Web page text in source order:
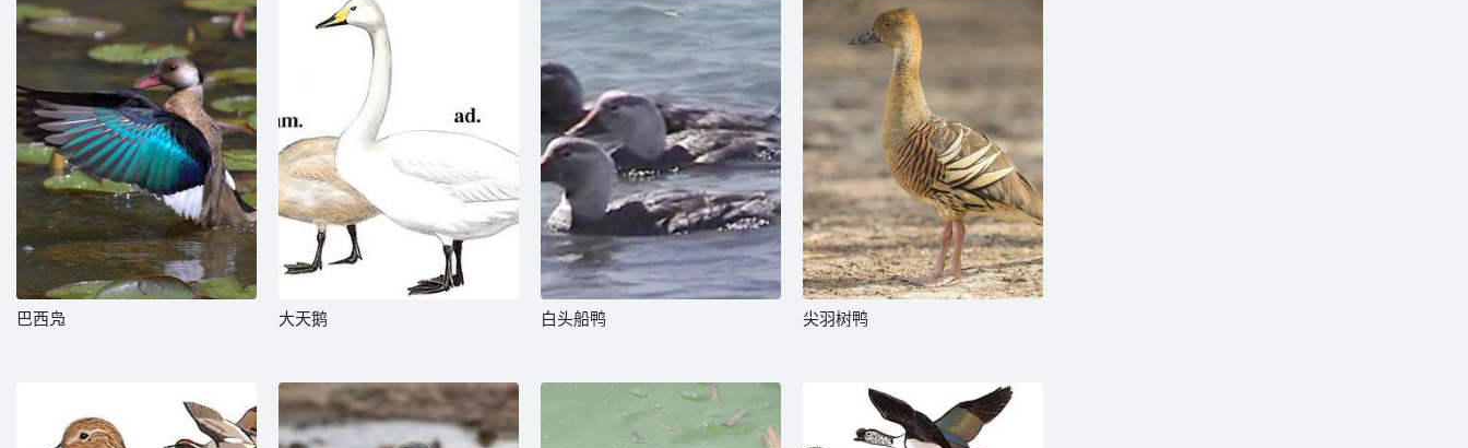
巴西凫 大天鹅 白头船鸭 尖羽树鸭